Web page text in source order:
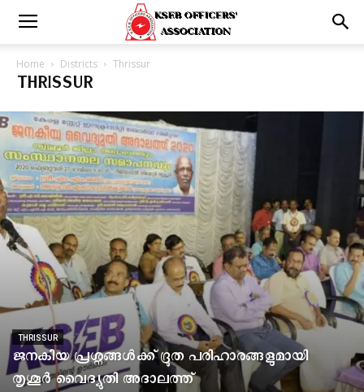
Home Districts Thrissur
THRISSUR
THRISSUR
ജനകീയ പ്രശ്നങ്ങൾക്ക് ദ്രുത പരിഹാരങ്ങളുമായി
തൃശൂർ വൈദ്യുതി അദാലത്ത്